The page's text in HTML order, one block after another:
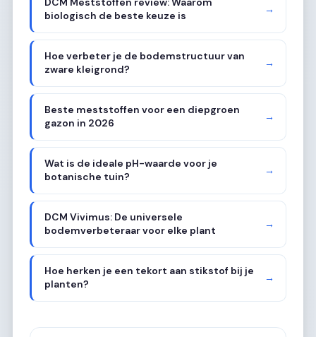
biologisch de beste keuze is
→
Hoe verbeter je de bodemstructuur van
zware kleigrond?
→
Beste meststoffen voor een diepgroen
gazon in 2026
→
Wat is de ideale pH-waarde voor je
botanische tuin?
→
DCM Vivimus: De universele
bodemverbeteraar voor elke plant
→
Hoe herken je een tekort aan stikstof bij je
planten?
→